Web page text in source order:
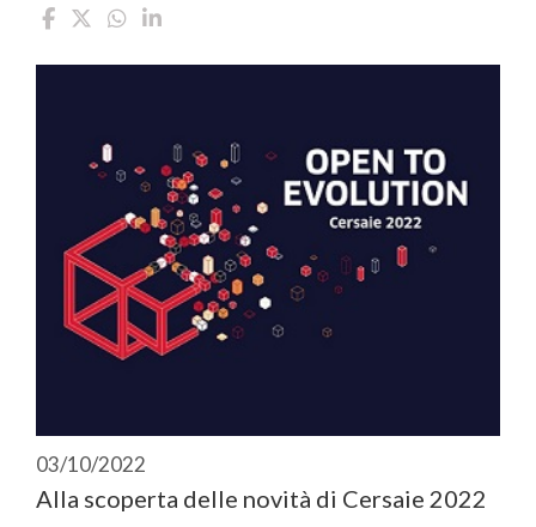
03/10/2022
Alla scoperta delle novità di Cersaie 2022